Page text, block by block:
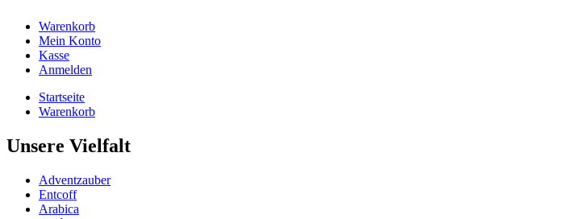
Warenkorb
Mein Konto
Kasse
Anmelden
Startseite
Warenkorb
Unsere Vielfalt
Adventzauber
Entcoff
Arabica